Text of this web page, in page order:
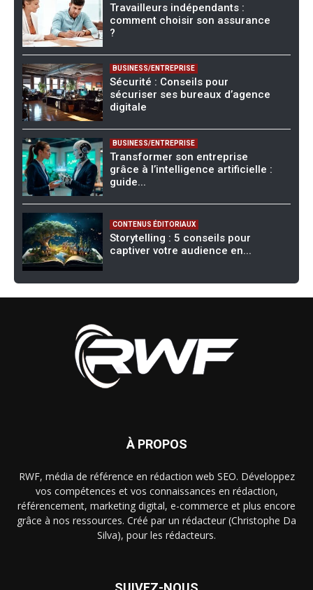
Travailleurs indépendants :
comment choisir son assurance
?
BUSINESS/ENTREPRISE
Sécurité : Conseils pour
sécuriser ses bureaux d’agence
digitale
BUSINESS/ENTREPRISE
Transformer son entreprise
grâce à l’intelligence artificielle :
guide...
CONTENUS ÉDITORIAUX
Storytelling : 5 conseils pour
captiver votre audience en...
À PROPOS
RWF, média de référence en rédaction web SEO. Développez
vos compétences et vos connaissances en rédaction,
référencement, marketing digital, e-commerce et plus encore
grâce à nos ressources. Créé par un rédacteur (Christophe Da
Silva), pour les rédacteurs.